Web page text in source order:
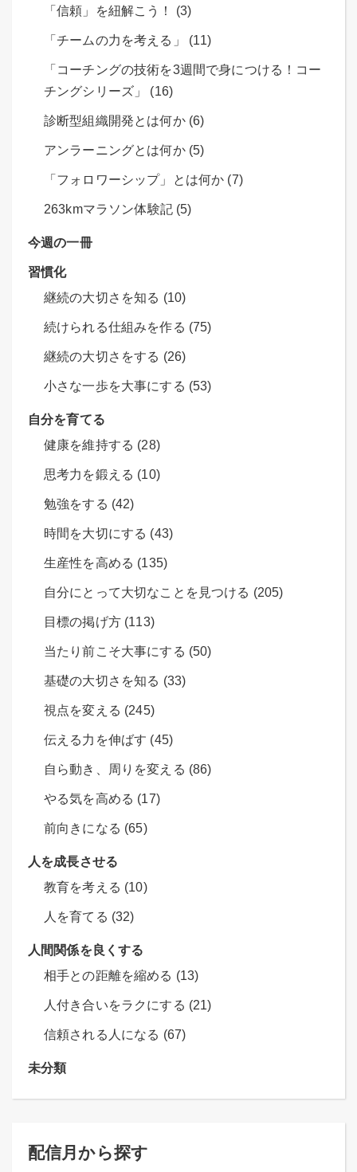
「信頼」を紐解こう！ (3)
「チームの力を考える」 (11)
「コーチングの技術を3週間で身につける！コー
チングシリーズ」 (16)
診断型組織開発とは何か (6)
アンラーニングとは何か (5)
「フォロワーシップ」とは何か (7)
263kmマラソン体験記 (5)
今週の一冊
習慣化
継続の大切さを知る (10)
続けられる仕組みを作る (75)
継続の大切さをする (26)
小さな一歩を大事にする (53)
自分を育てる
健康を維持する (28)
思考力を鍛える (10)
勉強をする (42)
時間を大切にする (43)
生産性を高める (135)
自分にとって大切なことを見つける (205)
目標の掲げ方 (113)
当たり前こそ大事にする (50)
基礎の大切さを知る (33)
視点を変える (245)
伝える力を伸ばす (45)
自ら動き、周りを変える (86)
やる気を高める (17)
前向きになる (65)
人を成長させる
教育を考える (10)
人を育てる (32)
人間関係を良くする
相手との距離を縮める (13)
人付き合いをラクにする (21)
信頼される人になる (67)
未分類
配信月から探す